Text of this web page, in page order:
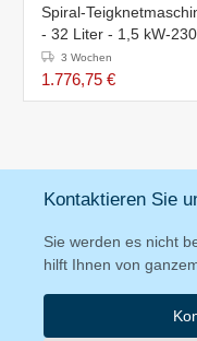
Spiral-
- 32 Liter - 1,5 kW-
3 Wochen
1.776,75 €
Kontaktieren Sie
Sie werden es nicht
hilft Ihnen von